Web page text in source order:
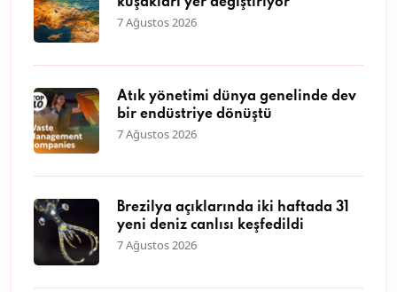
kuşakları yer değiştiriyor
7 Ağustos 2026
Atık yönetimi dünya genelinde dev
bir endüstriye dönüştü
7 Ağustos 2026
Brezilya açıklarında iki haftada 31
yeni deniz canlısı keşfedildi
7 Ağustos 2026